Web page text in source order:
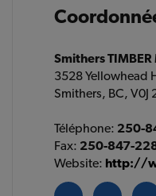
Smithers TIMBER
3528 Yellowhead
Smithers, BC, V0J
Téléphone: 250-
Fax: 250-847-
Website: http://